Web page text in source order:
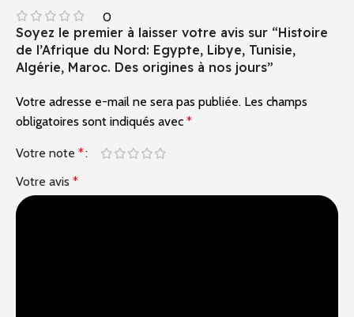
0
Soyez le premier à laisser votre avis sur “Histoire
de l’Afrique du Nord: Egypte, Libye, Tunisie,
Algérie, Maroc. Des origines à nos jours”
Votre adresse e-mail ne sera pas publiée. Les champs
obligatoires sont indiqués avec *
Votre note *
Votre avis *
Alternative: